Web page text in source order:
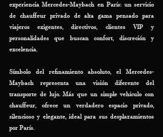
experiencia Mercedes-Maybach en París: un servicio
de chauffeur privado de alta gama pensado para
viajeros exigentes, directivos, clientes VIP y
personalidades que buscan confort, discreción y
excelencia.
Símbolo del refinamiento absoluto, el Mercedes-
Maybach representa una visión diferente del
transporte de lujo. Más que un simple vehículo con
chauffeur, ofrece un verdadero espacio privado,
silencioso y elegante, ideal para sus desplazamientos
por París.